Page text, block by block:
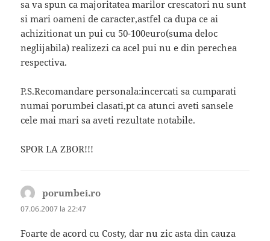
sa va spun ca majoritatea marilor crescatori nu sunt
si mari oameni de caracter,astfel ca dupa ce ai
achizitionat un pui cu 50-100euro(suma deloc
neglijabila) realizezi ca acel pui nu e din perechea
respectiva.
P.S.Recomandare personala:incercati sa cumparati
numai porumbei clasati,pt ca atunci aveti sansele
cele mai mari sa aveti rezultate notabile.
SPOR LA ZBOR!!!
porumbei.ro
07.06.2007 la 22:47
Foarte de acord cu Costy, dar nu zic asta din cauza